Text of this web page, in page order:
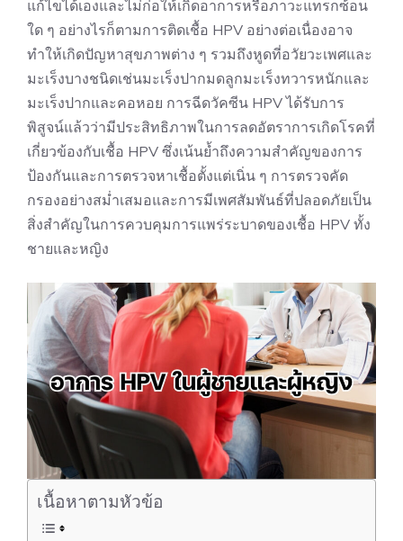
แก้ไขได้เองและไม่ก่อให้เกิดอาการหรือภาวะแทรกซ้อน
ใด ๆ อย่างไรก็ตามการติดเชื้อ HPV อย่างต่อเนื่องอาจ
ทำให้เกิดปัญหาสุขภาพต่าง ๆ รวมถึงหูดที่อวัยวะเพศและ
มะเร็งบางชนิดเช่นมะเร็งปากมดลูกมะเร็งทวารหนักและ
มะเร็งปากและคอหอย การฉีดวัคซีน HPV ได้รับการ
พิสูจน์แล้วว่ามีประสิทธิภาพในการลดอัตราการเกิดโรคที่
เกี่ยวข้องกับเชื้อ HPV ซึ่งเน้นย้ำถึงความสำคัญของการ
ป้องกันและการตรวจหาเชื้อตั้งแต่เนิ่น ๆ การตรวจคัด
กรองอย่างสม่ำเสมอและการมีเพศสัมพันธ์ที่ปลอดภัยเป็น
สิ่งสำคัญในการควบคุมการแพร่ระบาดของเชื้อ HPV ทั้ง
ชายและหญิง
เนื้อหาตามหัวข้อ